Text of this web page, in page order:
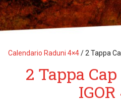
Calendario Raduni 4×4/2 Tappa
2 Tappa